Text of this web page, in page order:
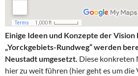
Einige Ideen und Konzepte der
„Yorckgebiets-Rundweg“ werden
Neustadt umgesetzt. Diese konkreten
hier zu weit führen (hier geht es um